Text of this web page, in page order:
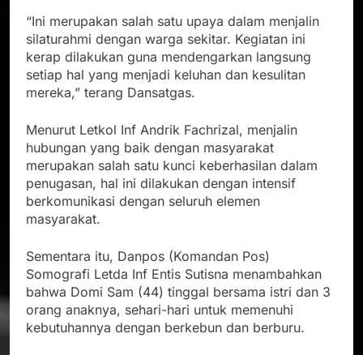
“Ini merupakan salah satu upaya dalam menjalin
silaturahmi dengan warga sekitar. Kegiatan ini
kerap dilakukan guna mendengarkan langsung
setiap hal yang menjadi keluhan dan kesulitan
mereka,” terang Dansatgas.
Menurut Letkol Inf Andrik Fachrizal, menjalin
hubungan yang baik dengan masyarakat
merupakan salah satu kunci keberhasilan dalam
penugasan, hal ini dilakukan dengan intensif
berkomunikasi dengan seluruh elemen
masyarakat.
Sementara itu, Danpos (Komandan Pos)
Somografi Letda Inf Entis Sutisna menambahkan
bahwa Domi Sam (44) tinggal bersama istri dan 3
orang anaknya, sehari-hari untuk memenuhi
kebutuhannya dengan berkebun dan berburu.